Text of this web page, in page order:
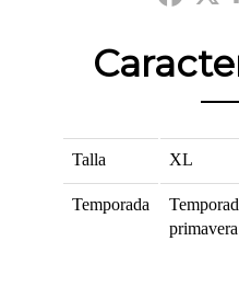
Talla XL
Temporada
primavera